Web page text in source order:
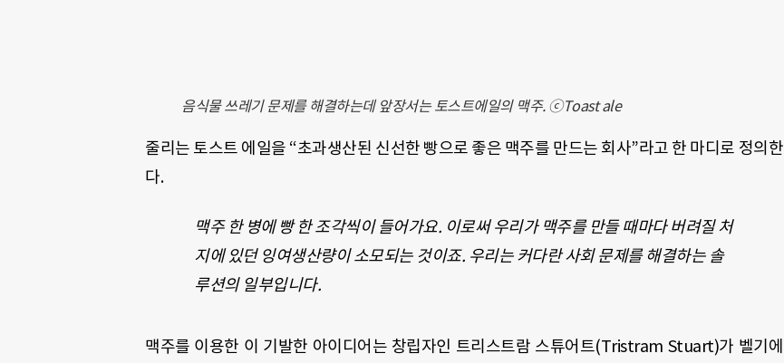
음식물 쓰레기 문제를 해결하는데 앞장서는 토스트에일의 맥주. ⓒToast ale
줄리는 토스트 에일을 “초과생산된 신선한 빵으로 좋은 맥주를 만드는 회사”라고 한 마디로 정의한
다.
맥주 한 병에 빵 한 조각씩이 들어가요. 이로써 우리가 맥주를 만들 때마다 버려질 처
지에 있던 잉여생산량이 소모되는 것이죠. 우리는 커다란 사회 문제를 해결하는 솔
루션의 일부입니다.
맥주를 이용한 이 기발한 아이디어는 창립자인 트리스트람 스튜어트(Tristram Stuart)가 벨기에